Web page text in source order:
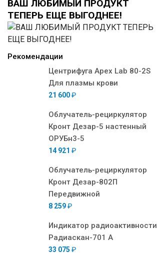
ВАШ ЛЮБИМЫЙ ПРОДУКТ
ТЕПЕРЬ ЕЩЕ ВЫГОДНЕЕ!
Рекомендации
Центрифуга Apex Lab 80-2S
Для плазмы крови
21 600₽
Облучатель-рециркулятор
Кронт Дезар-5 настенный
ОРУБн3-5
14 921 ₽
Облучатель-рециркулятор
Кронт Дезар-802П
Передвижной
8 259₽
Индикатор радиоактивности
Радиаскан-701 А
33 075 ₽